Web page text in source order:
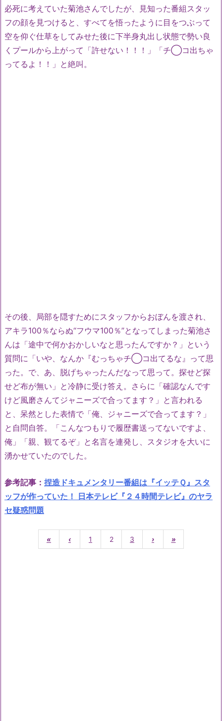
必死に考えていた菊池さんでしたが、見知った番組スタッ
フの顔を見つけると、すべてを悟ったように目をつぶって
空を仰ぐ仕草をしてみせた後に下半身丸出し状態で勢い良
くプールから上がって「許せない！！！」「チ◯コ出ちゃ
ってるよ！！」と絶叫。
その後、局部を隠すためにスタッフからおぼんを渡され、
アキラ100％ならぬ“フウマ100％”となってしまった菊池さ
んは「途中で何かおかしいなと思ったんですか？」という
質問に「いや、なんか『むっちゃチ◯コ出てるな』って思
った。で、あ、脱げちゃったんだなって思って。探せど探
せど布が無い」と冷静に受け答え。さらに「確認なんです
けど風磨さんてジャニーズで合ってます？」と言われる
と、呆然とした表情で「俺、ジャニーズで合ってます？」
と自問自答。「こんなつもりで履歴書送ってないですよ、
俺」「親、観てるぞ」と名言を連発し、スタジオを大いに
湧かせていたのでした。
参考記事： 捏造ドキュメンタリー番組は『イッテＱ』スタ
ッフが作っていた！ 日本テレビ『２４時間テレビ』のヤラ
セ疑惑問題
« ‹ 1 2 3 › »